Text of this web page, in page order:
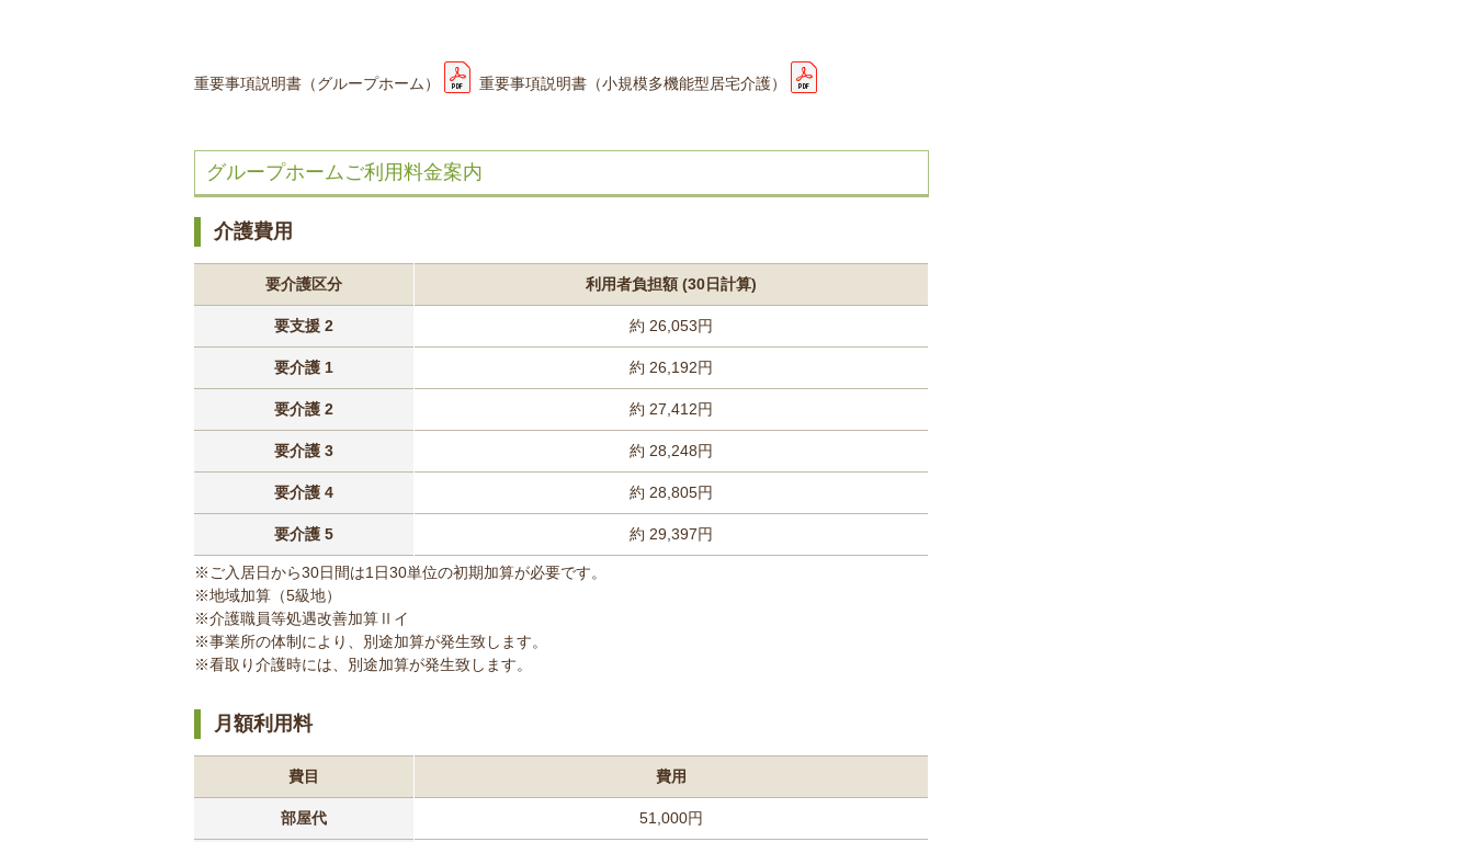
重要事項説明書（グループホーム） 重要事項説明書（小規模多機能型居宅介護）
グループホームご利用料金案内
介護費用
要介護区分 利用者負担額 (30日計算)
要支援 2 約 26,053円
要介護 1 約 26,192円
要介護 2 約 27,412円
要介護 3 約 28,248円
要介護 4 約 28,805円
要介護 5 約 29,397円
※ご入居日から30日間は1日30単位の初期加算が必要です。
※地域加算（5級地）
※介護職員等処遇改善加算Ⅱイ
※事業所の体制により、別途加算が発生致します。
※看取り介護時には、別途加算が発生致します。
月額利用料
費目 費用
部屋代 51,000円